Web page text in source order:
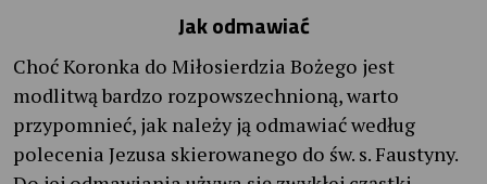
Jak odmawiać
Choć Koronka do Miłosierdzia Bożego jest
modlitwą bardzo rozpowszechnioną, warto
przypomnieć, jak należy ją odmawiać według
polecenia Jezusa skierowanego do św. s. Faustyny.